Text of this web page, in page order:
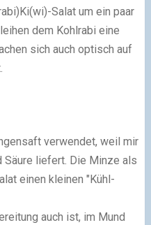
Salat um ein paar
dem Kohlrabi eine
sich auch optisch auf
verwendet, weil mir
Säure liefert. Die Minze als
einen kleinen "Kühl-
auch ist, im Mund